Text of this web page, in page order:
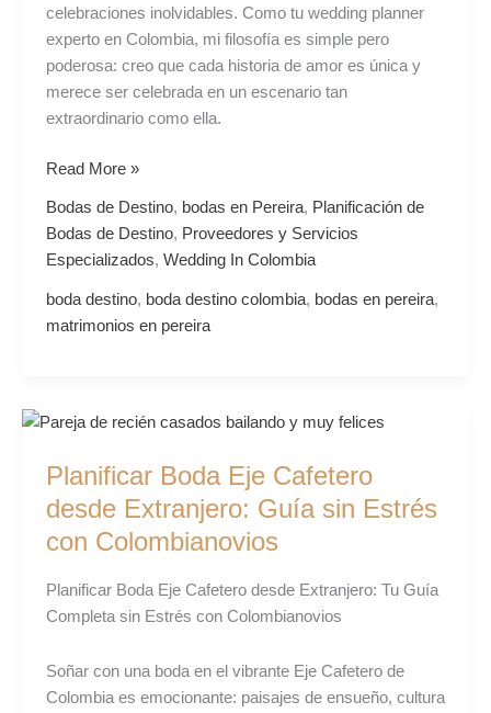
celebraciones inolvidables. Como tu wedding planner
experto en Colombia, mi filosofía es simple pero
poderosa: creo que cada historia de amor es única y
merece ser celebrada en un escenario tan
extraordinario como ella.
Read More »
Bodas de Destino, bodas en Pereira, Planificación de
Bodas de Destino, Proveedores y Servicios
Especializados, Wedding In Colombia
boda destino, boda destino colombia, bodas en pereira,
matrimonios en pereira
Planificar Boda Eje Cafetero
desde Extranjero: Guía sin Estrés
con Colombianovios
Planificar Boda Eje Cafetero desde Extranjero: Tu Guía
Completa sin Estrés con Colombianovios
Soñar con una boda en el vibrante Eje Cafetero de
Colombia es emocionante: paisajes de ensueño, cultura
Planificar
Eje
Cafetero
Extranjero:
Estrés